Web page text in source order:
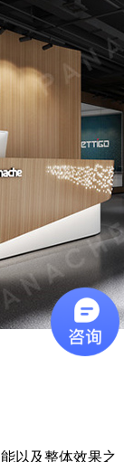
以及整体效果之